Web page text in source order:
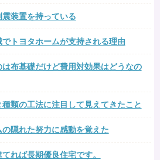
震装置を持っている
トヨタホームが支持される理由
は布基礎だけど費用対効果はどうなの
種類の工法に注目して見えてきたこと
隠れた努力に感動を覚えた
れば長期優良住宅です。